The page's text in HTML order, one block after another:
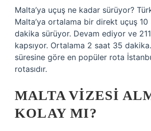
Malta’ya uçuş ne kadar sürüyor?
Malta’ya ortalama bir direkt uçuş 10
dakika sürüyor. Devam ediyor ve
kapsıyor. Ortalama 2 saat 35
süresine göre en popüler rota
rotasıdır.
MALTA VIZESI
KOLAY MI?